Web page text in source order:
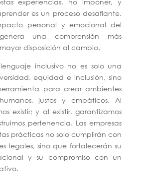
es un proceso desafiante.
personal y emocional del
una comprensión más
disposición al cambio.
inclusivo no es solo una
equidad e inclusión, sino
para crear ambientes
justos y empáticos. Al
existir; y al existir, garantizamos
pertenencia. Las empresas
prácticas no solo cumplirán con
legales, sino que fortalecerán su
y su compromiso con un